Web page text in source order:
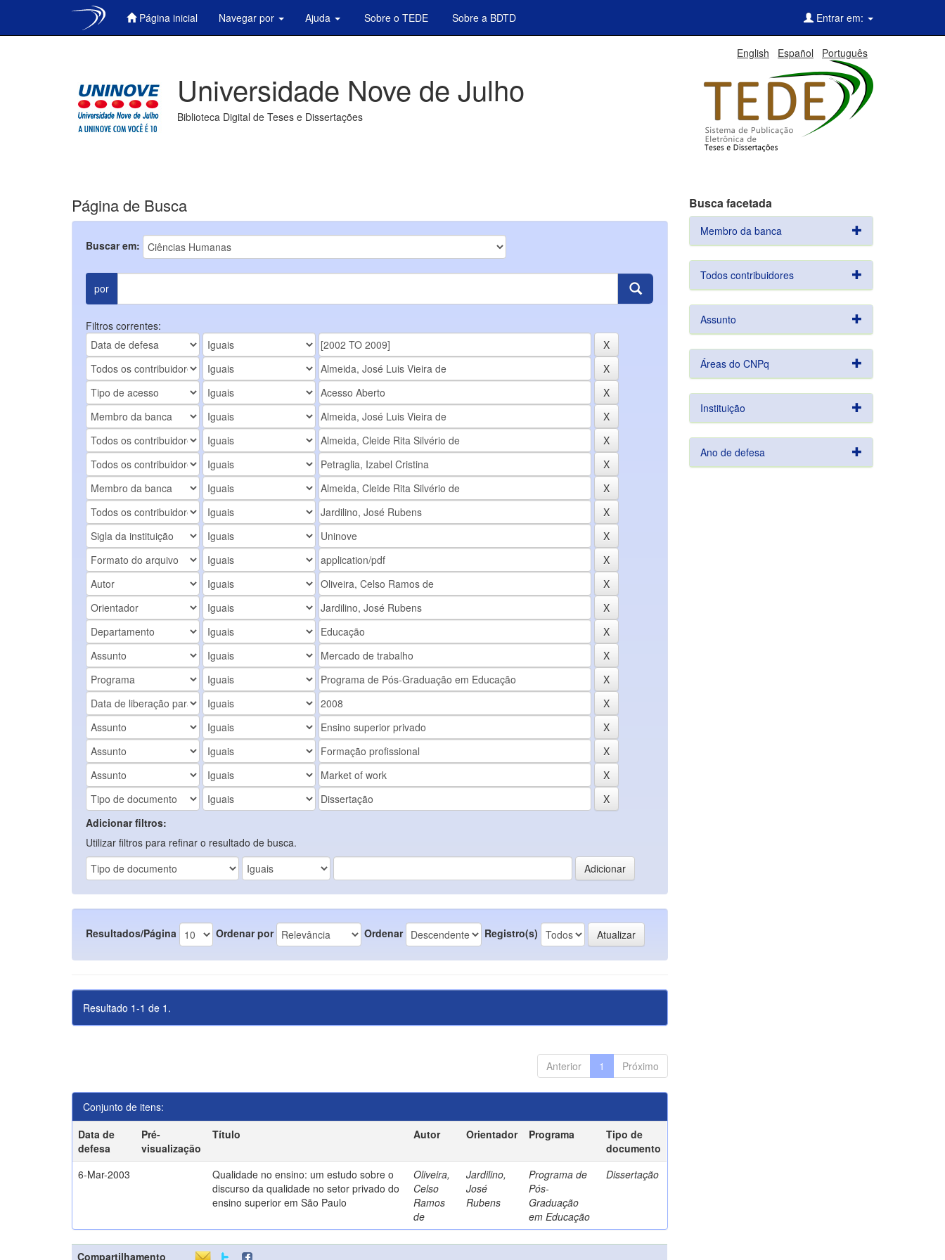
Página inicial Navegar por Ajuda Sobre o TEDE Sobre a BDTD Entrar em:
English Español Português
Universidade Nove de Julho
Biblioteca Digital de Teses e Dissertações
Página de Busca
Buscar em:
por
Filtros correntes:
Adicionar filtros:
Utilizar filtros para refinar o resultado de busca.
Resultados/Página Ordenar por Ordenar Registro(s)
Resultado 1-1 de 1.
Anterior 1 Próximo
Conjunto de itens:
Data de
defesa
Pré-
visualização
Título Autor Orientador Programa
Tipo de
documento
6-Mar-2003
Qualidade no ensino: um estudo sobre o
discurso da qualidade no setor privado do
ensino superior em São Paulo
Oliveira,
Celso
Ramos
de
Jardilino,
José
Rubens
Programa de
Pós-
Graduação
em Educação
Dissertação
Compartilhamento
Busca facetada
Membro da banca
Todos contribuidores
Assunto
Áreas do CNPq
Instituição
Ano de defesa